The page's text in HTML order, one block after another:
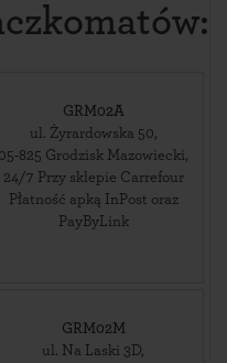
GRM02A
ul. Żyrardowska 50,
05-825 Grodzisk Mazowiecki,
24/7 Przy sklepie Carrefour
Płatność apką InPost oraz
PayByLink
GRM02M
ul. Na Laski 3D,